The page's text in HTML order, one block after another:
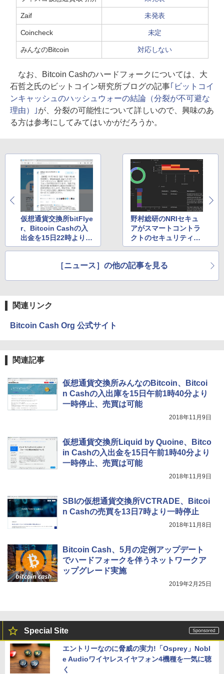
Zaif 未発表
Coincheck 未定
みんなのBitcoin 対応しない
なお、Bitcoin Cashのハードフォークについては、大
石哲之氏のビットコイン研究所ブログの記事｢ビットコイ
ンキャッシュのハッシュウォーの結論（分裂が不可避な
理由）｣が、分裂の可能性について詳しいので、興味のあ
る方は参考にしてみてはいかがだろうか。
仮想通貨交換所bitFlye
r、Bitcoin Cashの入
出金を15日22時より一
時停止、売買は可能
野村総研のNRIセキュ
アがスマートコントラ
クトのセキュリティ監
視サービス提供開始
［ニュース］の他の記事を見る
関連リンク
Bitcoin Cash Org 公式サイト
関連記事
仮想通貨交換所みんなのBitcoin、Bitcoi
n Cashの入出庫を15日午前1時40分より
一時停止、売買は可能
2018年11月9日
仮想通貨交換所Liquid by Quoine、Bitco
in Cashの入出金を15日午前1時40分より
一時停止、売買は可能
2018年11月9日
SBIの仮想通貨交換所VCTRADE、Bitcoi
n Cashの売買を13日7時より一時停止
2018年11月8日
Bitcoin Cash、5月の定例アップデート
でハードフォークを伴うネットワークア
ップグレード実施
2019年2月25日
Special Site
エントリーなのに脅威の実力!「Osprey」Nobl
e Audioワイヤレスイヤフォン4機種を一気に聴
く